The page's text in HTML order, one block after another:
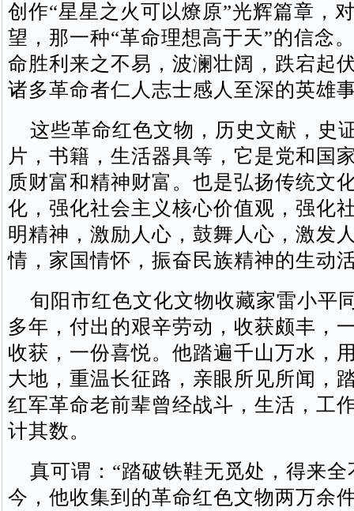
创作“星星之火可以燎原”光辉篇章，
望，那一种“革命理想高于天”的信念
命胜利来之不易，波澜壮阔，跌宕起
诸多革命者仁人志士感人至深的英雄
这些革命红色文物，历史文献，史
片，书籍，生活器具等，它是党和国
质财富和精神财富。也是弘扬传统文
化，强化社会主义核心价值观，强化
明精神，激励人心，鼓舞人心，激发
情，家国情怀，振奋民族精神的生动
旬阳市红色文化文物收藏家雷小平
多年，付出的艰辛劳动，收获颇丰，
收获，一份喜悦。他踏遍千山万水，
大地，重温长征路，亲眼所见所闻，
红军革命老前辈曾经战斗，生活，工
计其数。
真可谓：“踏破铁鞋无觅处，得来全
今，他收集到的革命红色文物两万余